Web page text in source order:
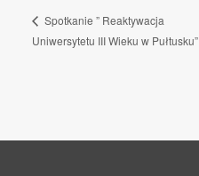
Spotkanie ” Reaktywacja
Uniwersytetu III Wieku w Pułtusku”